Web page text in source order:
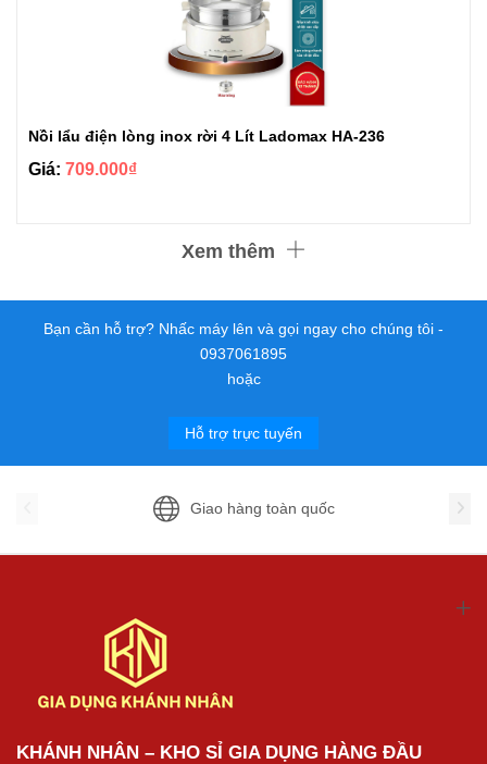
Nồi lẩu điện lòng inox rời 4 Lít Ladomax HA-236
Giá: 709.000₫
Xem thêm
Bạn cần hỗ trợ? Nhấc máy lên và gọi ngay cho chúng tôi -
0937061895
hoặc
Hỗ trợ trực tuyến
Giao hàng toàn quốc
KHÁNH NHÂN – KHO SỈ GIA DỤNG HÀNG ĐẦU